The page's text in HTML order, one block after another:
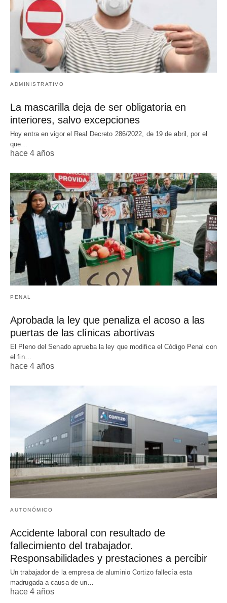
ADMINISTRATIVO
La mascarilla deja de ser obligatoria en
interiores, salvo excepciones
Hoy entra en vigor el Real Decreto 286/2022, de 19 de abril, por el
que…
hace 4 años
PENAL
Aprobada la ley que penaliza el acoso a las
puertas de las clínicas abortivas
El Pleno del Senado aprueba la ley que modifica el Código Penal con
el fin…
hace 4 años
AUTONÓMICO
Accidente laboral con resultado de
fallecimiento del trabajador.
Responsabilidades y prestaciones a percibir
Un trabajador de la empresa de aluminio Cortizo fallecía esta
madrugada a causa de un…
hace 4 años